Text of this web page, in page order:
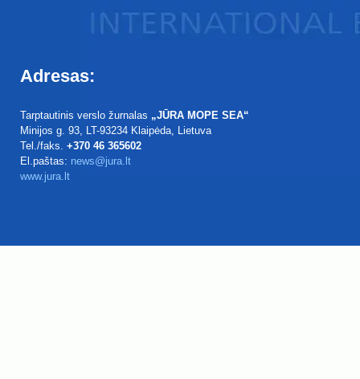
Adresas:
Tarptautinis verslo žurnalas „JŪRA MOPE SEA“
Minijos g. 93, LT-93234 Klaipėda, Lietuva
Tel./faks. +370 46 365602
El.paštas: news@jura.lt
www.jura.lt